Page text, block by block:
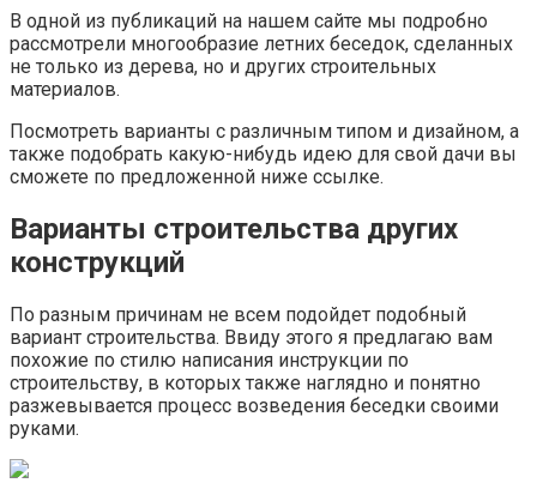
В одной из публикаций на нашем сайте мы подробно
рассмотрели многообразие летних беседок, сделанных
не только из дерева, но и других строительных
материалов.
Посмотреть варианты с различным типом и дизайном, а
также подобрать какую-нибудь идею для свой дачи вы
сможете по предложенной ниже ссылке.
Варианты строительства других
конструкций
По разным причинам не всем подойдет подобный
вариант строительства. Ввиду этого я предлагаю вам
похожие по стилю написания инструкции по
строительству, в которых также наглядно и понятно
разжевывается процесс возведения беседки своими
руками.